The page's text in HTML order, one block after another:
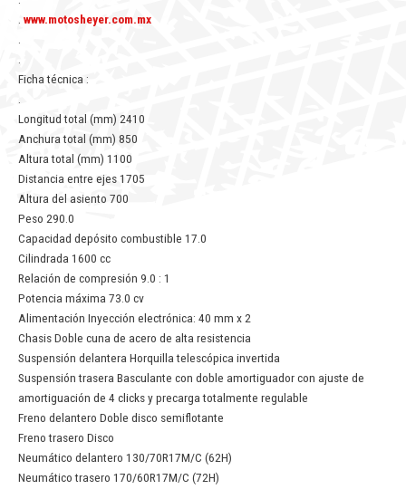
. www.motosheyer.com.mx
.
.
Ficha técnica :
.
Longitud total (mm) 2410
Anchura total (mm) 850
Altura total (mm) 1100
Distancia entre ejes 1705
Altura del asiento 700
Peso 290.0
Capacidad depósito combustible 17.0
Cilindrada 1600 cc
Relación de compresión 9.0 : 1
Potencia máxima 73.0 cv
Alimentación Inyección electrónica: 40 mm x 2
Chasis Doble cuna de acero de alta resistencia
Suspensión delantera Horquilla telescópica invertida
Suspensión trasera Basculante con doble amortiguador con ajuste de
amortiguación de 4 clicks y precarga totalmente regulable
Freno delantero Doble disco semiflotante
Freno trasero Disco
Neumático delantero 130/70R17M/C (62H)
Neumático trasero 170/60R17M/C (72H)